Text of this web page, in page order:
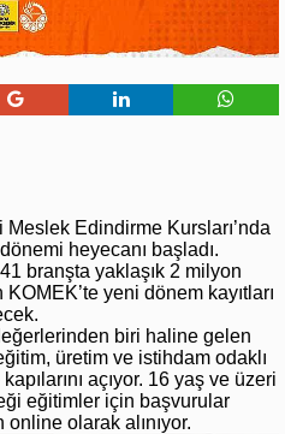
Edindirme Kursları’nda
heyecanı başladı.
branşta yaklaşık 2 milyon
yeni dönem kayıtları
biri haline gelen
üretim ve istihdam odaklı
açıyor. 16 yaş ve üzeri
eğitimler için başvurular
olarak alınıyor.